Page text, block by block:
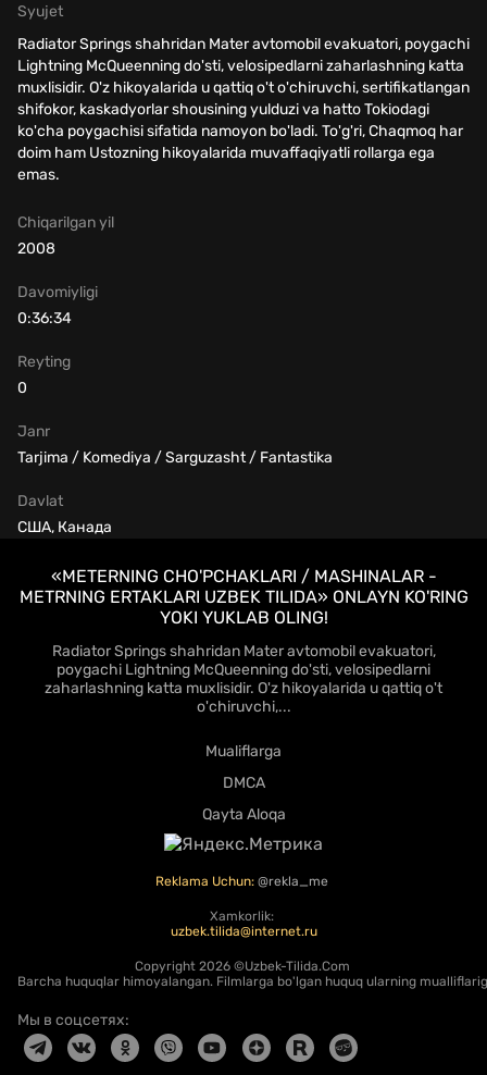
Syujet
Radiator Springs shahridan Mater avtomobil evakuatori, poygachi
Lightning McQueenning do'sti, velosipedlarni zaharlashning katta
muxlisidir. O'z hikoyalarida u qattiq o't o'chiruvchi, sertifikatlangan
shifokor, kaskadyorlar shousining yulduzi va hatto Tokiodagi
ko'cha poygachisi sifatida namoyon bo'ladi. To'g'ri, Chaqmoq har
doim ham Ustozning hikoyalarida muvaffaqiyatli rollarga ega
emas.
Chiqarilgan yil
2008
Janr
Tarjima / Komediya / Sarguzasht / Fantastika
Davomiyligi
0:36:34
Davlat
США, Канада
Reyting
0
«METERNING CHO'PCHAKLARI / MASHINALAR -
METRNING ERTAKLARI UZBEK TILIDA» ONLAYN KO'RING
YOKI YUKLAB OLING!
Radiator Springs shahridan Mater avtomobil evakuatori,
poygachi Lightning McQueenning do'sti, velosipedlarni
zaharlashning katta muxlisidir. O'z hikoyalarida u qattiq o't
o'chiruvchi,...
Mualiflarga
DMCA
Qayta Aloqa
Reklama Uchun: @rekla_me
Xamkorlik:
uzbek.tilida@internet.ru
Copyright 2026 ©Uzbek-Tilida.Com
Barcha huquqlar himoyalangan. Filmlarga bo'lgan huquq ularning
Мы в соцсетях: